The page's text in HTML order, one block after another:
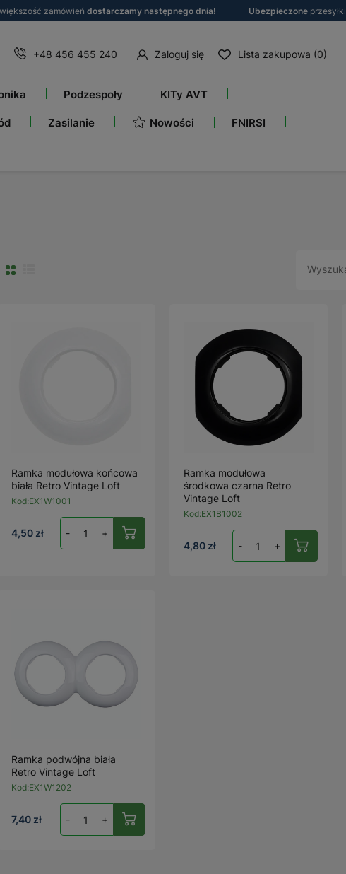
zamówień dostarczamy następnego dnia! Ubezpieczone przesyłki
+48 456 455 240 Zaloguj się Lista zakupowa (0)
Podzespoły KITy AVT
Zasilanie Nowości FNIRSI
Ramka modułowa końcowa
biała Retro Vintage Loft
Kod:EX1W1001
4,50 zł - +
Ramka modułowa
środkowa czarna Retro
Vintage Loft
Kod:EX1B1002
4,80 zł - +
Ramka podwójna biała
Retro Vintage Loft
Kod:EX1W1202
7,40 zł - +